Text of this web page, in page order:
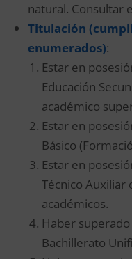
natural. Consultar
Titulación
enumerados):
Estar en
Educación
académico
Estar en
Básico
Estar en
Técnico Auxiliar
académicos.
Haber
Bachillerato